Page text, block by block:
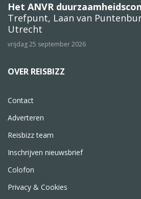
Het ANVR
Trefpunt, Laan van
Utrecht
vrijdag 25 september 2026
OVER REISBIZZ
Contact
Adverteren
Reisbizz team
Inschrijven nieuwsbrief
Colofon
Privacy & Cookies